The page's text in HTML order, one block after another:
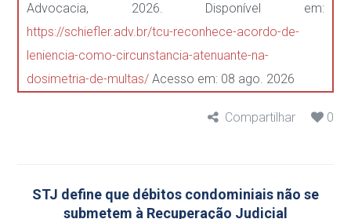
Advocacia, 2026. Disponível em:
https://schiefler.adv.br/tcu-reconhece-acordo-de-
leniencia-como-circunstancia-atenuante-na-
dosimetria-de-multas/ Acesso em: 08 ago. 2026
Compartilhar 0
STJ define que débitos condominiais não se
submetem à Recuperação Judicial